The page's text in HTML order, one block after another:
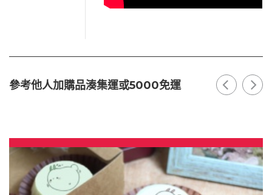
參考他人加購品湊集運或5000免運